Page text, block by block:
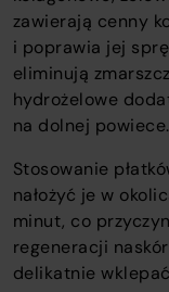
zawierają cenny
i poprawia jej
eliminują
hydrożelowe
na dolnej powiece.
Stosowanie
nałożyć je w
minut, co
regeneracji
delikatnie